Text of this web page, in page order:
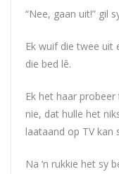
“Nee, gaan uit!” gil
Ek wuif die twee uit
die bed lê.
Ek het haar
nie, dat hulle het
laataand op TV kan
Na ‘n rukkie het sy